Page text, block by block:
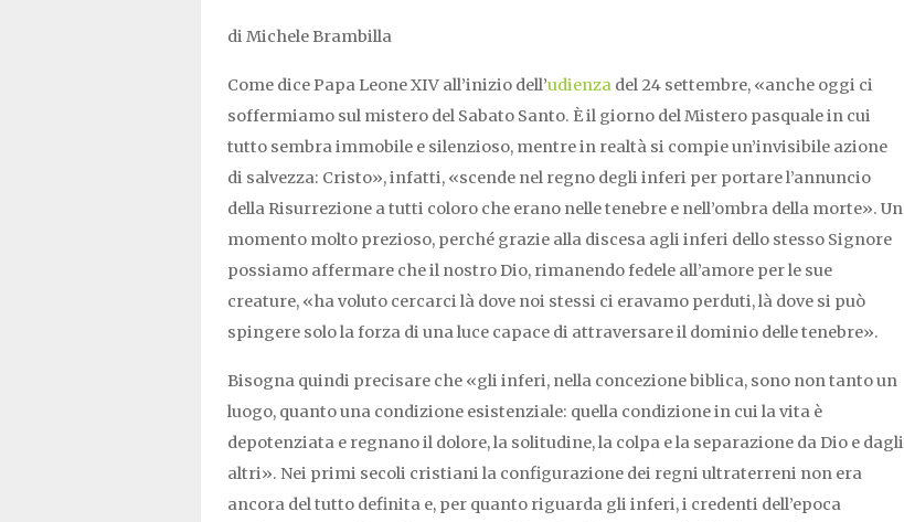
di Michele Brambilla
Come dice Papa Leone XIV all’inizio dell’udienza del 24 settembre, «anche oggi ci
soffermiamo sul mistero del Sabato Santo. È il giorno del Mistero pasquale in cui
tutto sembra immobile e silenzioso, mentre in realtà si compie un’invisibile azione
di salvezza: Cristo», infatti, «scende nel regno degli inferi per portare l’annuncio
della Risurrezione a tutti coloro che erano nelle tenebre e nell’ombra della morte». Un
momento molto prezioso, perché grazie alla discesa agli inferi dello stesso Signore
possiamo affermare che il nostro Dio, rimanendo fedele all’amore per le sue
creature, «ha voluto cercarci là dove noi stessi ci eravamo perduti, là dove si può
spingere solo la forza di una luce capace di attraversare il dominio delle tenebre».
Bisogna quindi precisare che «gli inferi, nella concezione biblica, sono non tanto un
luogo, quanto una condizione esistenziale: quella condizione in cui la vita è
depotenziata e regnano il dolore, la solitudine, la colpa e la separazione da Dio e dagli
altri». Nei primi secoli cristiani la configurazione dei regni ultraterreni non era
ancora del tutto definita e, per quanto riguarda gli inferi, i credenti dell’epoca